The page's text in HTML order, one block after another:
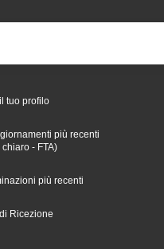
tuo profilo
più recenti
- FTA)
più recenti
Ricezione